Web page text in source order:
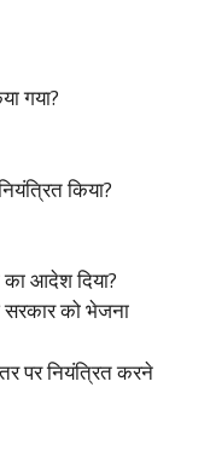
गया?
किया?
आदेश दिया?
सरकार को भेजना
पर नियंत्रित करने